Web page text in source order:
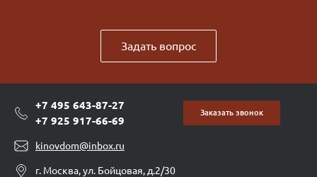
Задать вопрос
+7 495 643-87-27
+7 925 917-66-69
Заказать звонок
kinovdom@inbox.ru
г. Москва, ул. Бойцовая, д.2/30